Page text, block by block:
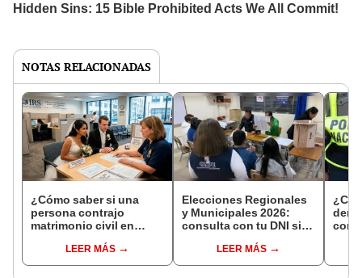
NOTAS RELACIONADAS
¿Cómo saber si una
persona contrajo
matrimonio civil en
LEER MÁS
Elecciones Regionales
y Municipales 2026:
consulta con tu DNI si
de mesa para este 4 de
octubre en el link oficial
LEER MÁS
con